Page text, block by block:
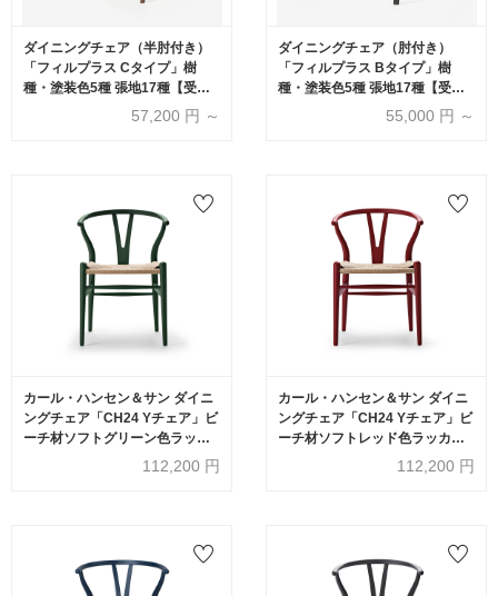
ダイニングチェア（半肘付き）
「フィルプラス Cタイプ」樹
種・塗装色5種 張地17種【受注
57,200 円 ～
ダイニングチェア（肘付き）
「フィルプラス Bタイプ」樹
種・塗装色5種 張地17種【受注
55,000 円 ～
カール・ハンセン＆サン ダイニ
ングチェア「CH24 Yチェア」ビ
ーチ材ソフトグリーン色ラッカ
ー塗装【受注生産品】112,200 円
カール・ハンセン＆サン ダイニ
ングチェア「CH24 Yチェア」ビ
ーチ材ソフトレッド色ラッカー
112,200 円